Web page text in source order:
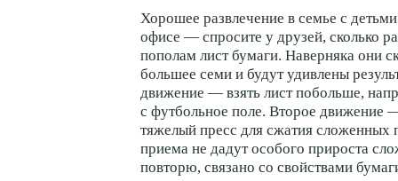
Хорошее развлечение в семье с
офисе — спросите у друзей, сколько
пополам лист бумаги. Наверняка они
большее семи и будут удивлены
движение — взять лист побольше,
с футбольное поле. Второе движение
тяжелый пресс для сжатия сложенных
приема не дадут особого прироста
повторю, связано со свойствами